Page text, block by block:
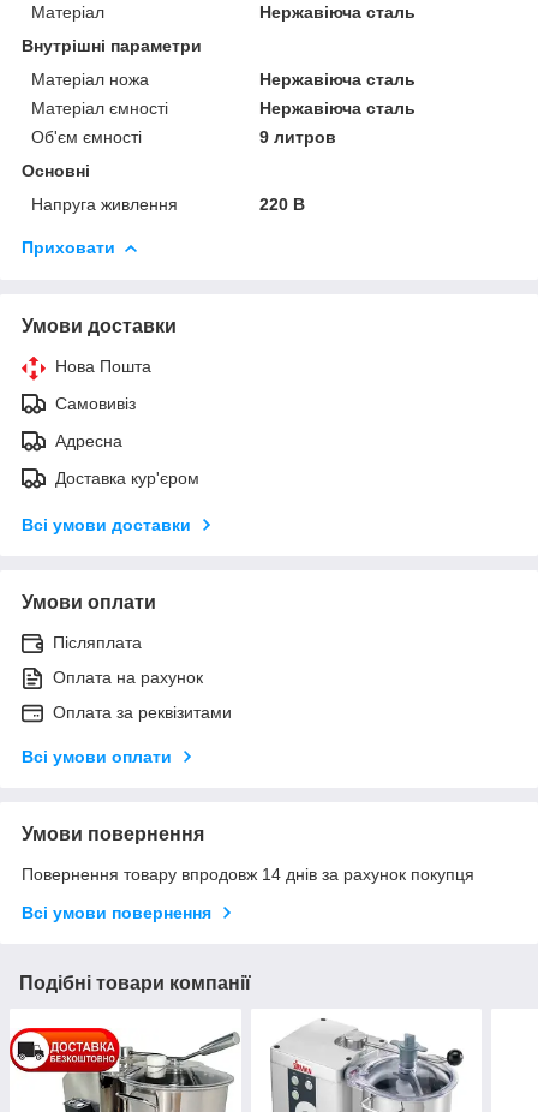
Матеріал
Нержавіюча сталь
Внутрішні параметри
Матеріал ножа
Нержавіюча сталь
Матеріал ємності
Нержавіюча сталь
Об'єм ємності
9 литров
Основні
Напруга живлення
220 В
Приховати
Умови доставки
Нова Пошта
Самовивіз
Адресна
Доставка кур'єром
Всі умови доставки
Умови оплати
Післяплата
Оплата на рахунок
Оплата за реквізитами
Всі умови оплати
Умови повернення
Повернення товару впродовж 14 днів за рахунок покупця
Всі умови повернення
Подібні товари компанії